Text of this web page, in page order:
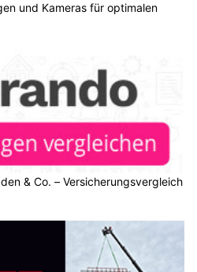
und Kameras für optimalen
& Co. – Versicherungsvergleich